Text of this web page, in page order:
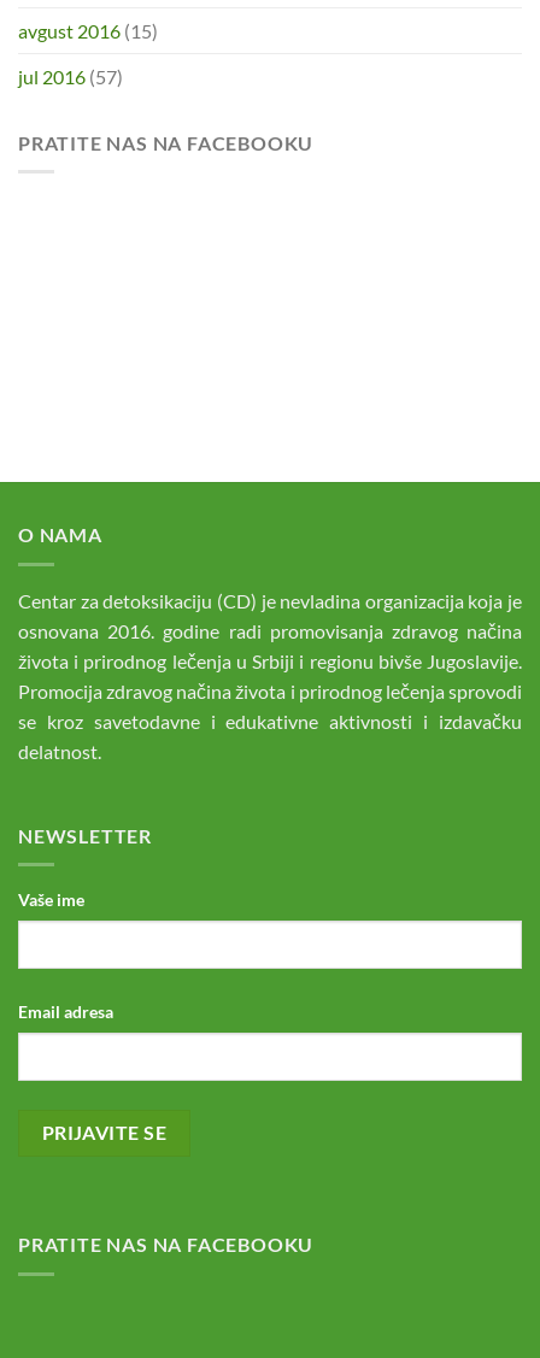
avgust 2016 (15)
jul 2016 (57)
PRATITE NAS NA FACEBOOKU
O NAMA
Centar za detoksikaciju (CD) je nevladina organizacija koja je
osnovana 2016. godine radi promovisanja zdravog načina
života i prirodnog lečenja u Srbiji i regionu bivše Jugoslavije.
Promocija zdravog načina života i prirodnog lečenja sprovodi
se kroz savetodavne i edukativne aktivnosti i izdavačku
delatnost.
NEWSLETTER
Vaše ime
Email adresa
PRATITE NAS NA FACEBOOKU